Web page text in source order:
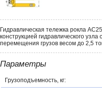
Гидравлическая тележка рокла
конструкцией гидравлического
перемещения грузов весом до 2,5
Параметры
Грузоподъемность, кг: